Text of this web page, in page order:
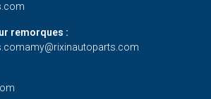
remorques :
amy@rixinautoparts.com